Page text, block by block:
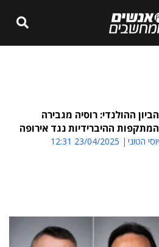
הביון ההולנדי: רוסיה מגבירה
המתקפות ההיברידיות נגד אירופה
יוסי הטוני 23/04/2025 12:31